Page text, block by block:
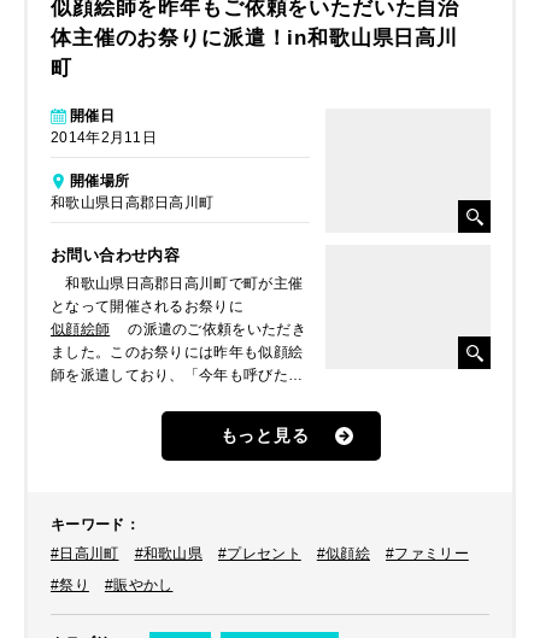
似顔絵師を昨年もご依頼をいただいた自治
体主催のお祭りに派遣！in和歌山県日高川
町
開催日
2014年2月11日
開催場所
和歌山県日高郡日高川町
お問い合わせ内容
和歌山県日高郡日高川町で町が主催
となって開催されるお祭りに
似顔絵師
の派遣のご依頼をいただき
ました。このお祭りには昨年も似顔絵
師を派遣しており、「今年も呼びた
せていただきました。【昨年の様子】
老若男女の人で賑わうお祭りに関西
もっと見る
キーワード ：
#日高川町
#和歌山県 #プレセント #似顔絵
#ファミリー
#祭り
#賑やかし